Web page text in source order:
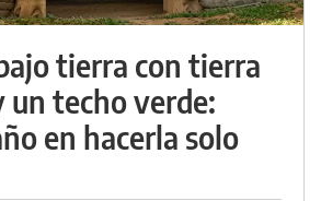
tierra con tierra
un techo verde:
en hacerla solo